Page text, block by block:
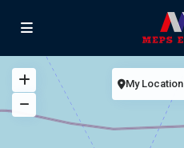
My Location